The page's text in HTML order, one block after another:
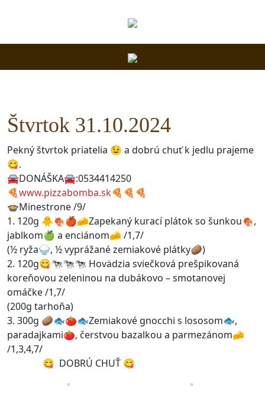
Štvrtok 31.10.2024
Pekný štvrtok priatelia 😉 a dobrú chuť k jedlu prajeme
😋.
🚘DONÁŠKA🚘:0534414250
🍕www.pizzabomba.sk🍕🍕🍕
🍲Minestrone /9/
1. 120g 🐥🍖🍎🧀Zapekaný kurací plátok so šunkou🍖,
jablkom🍏 a enciánom🧀 /1,7/
(½ ryža🍚, ½ vyprážané zemiakové plátky🥔)
2. 120g😋🐄🐄🐄 Hovädzia sviečková prešpikovaná
koreňovou zeleninou na dubákovo – smotanovej
omáčke /1,7/
(200g tarhoňa)
3. 300g 🥔🐟🍅🐟Zemiakové gnocchi s lososom🐟,
paradajkami🍅, čerstvou bazalkou a parmezánom🧀
/1,3,4,7/
😋 DOBRÚ CHUŤ 😋